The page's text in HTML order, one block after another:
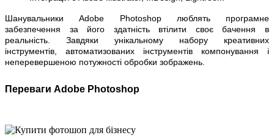
Шанувальники Adobe Photoshop люблять програмне
забезпечення за його здатність втілити своє бачення в
реальність. Завдяки унікальному набору креативних
інструментів, автоматизованих інструментів компонування і
неперевершеною потужності обробки зображень.
Переваги Adobe Photoshop